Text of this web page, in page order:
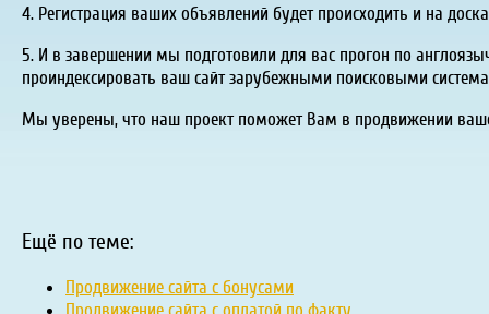
4. Регистрация ваших объявлений будет происходить и на
5. И в завершении мы подготовили для вас прогон по
проиндексировать ваш сайт зарубежными поисковыми
Мы уверены, что наш проект поможет Вам в продвижении
Ещё по теме:
Продвижение сайта с бонусами